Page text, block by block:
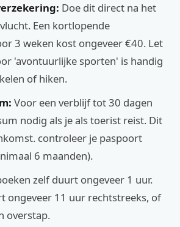
Doe dit direct na het
Een kortlopende
3 weken kost ongeveer €40. Let
'avontuurlijke sporten' is handig
of hiken.
Voor een verblijf tot 30 dagen
nodig als je als toerist reist. Dit
controleer je paspoort
6 maanden).
zelf duurt ongeveer 1 uur.
ongeveer 11 uur rechtstreeks, of
overstap.